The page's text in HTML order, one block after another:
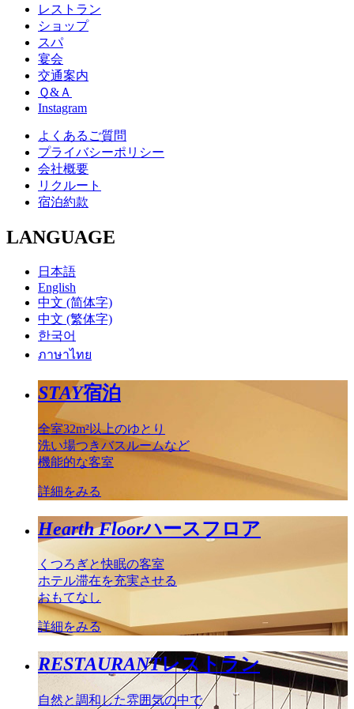
レストラン
ショップ
スパ
宴会
交通案内
Ｑ&Ａ
Instagram
よくあるご質問
プライバシーポリシー
会社概要
リクルート
宿泊約款
LANGUAGE
日本語
English
中文 (简体字)
中文 (繁体字)
한국어
ภาษาไทย
STAY宿泊
全室32m²以上のゆとり
洗い場つきバスルームなど
機能的な客室
詳細をみる
Hearth Floorハースフロア
くつろぎと快眠の客室
ホテル滞在を充実させる
おもてなし
詳細をみる
RESTAURANTレストラン
自然と調和した雰囲気の中で